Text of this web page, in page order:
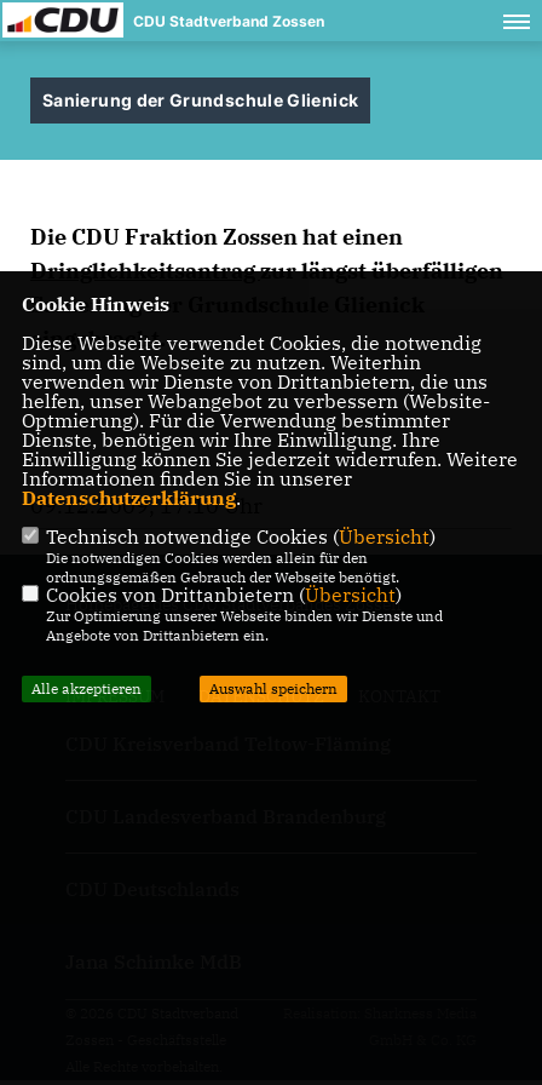
CDU Stadtverband Zossen
Sanierung der Grundschule Glienick
Die CDU Fraktion Zossen hat einen
Dringlichkeitsantragzur längst überfälligen
Sanierung der Grundschule Glienick
eingebracht.
09.12.2009, 17:10 Uhr
Homepage des CDU Stadtverbandes Zossen
IMPRESSUM DATENSCHUTZ
Cookie Hinweis
Diese Webseite verwendet Cookies, die notwendig
sind, um die Webseite zu nutzen. Weiterhin
verwenden wir Dienste von Drittanbietern, die uns
helfen, unser Webangebot zu verbessern (Website-
Optmierung). Für die Verwendung bestimmter
Dienste, benötigen wir Ihre Einwilligung. Ihre
Einwilligung können Sie jederzeit widerrufen. Weitere
Informationen finden Sie in unserer
Datenschutzerklärung.
Technisch notwendige Cookies (Übersicht)
Die notwendigen Cookies werden allein für den
ordnungsgemäßen Gebrauch der Webseite benötigt.
Cookies von Drittanbietern (Übersicht)
Zur Optimierung unserer Webseite binden wir Dienste und
Angebote von Drittanbietern ein.
Alle akzeptieren Auswahl speichern